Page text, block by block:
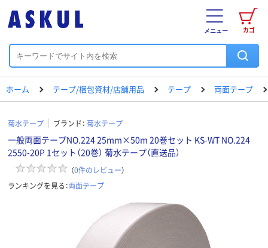
カゴ
メニュー
ホーム テープ/梱包資材/店舗用品 テープ 両面テープ
菊水テープ ブランド： 菊水テープ
一般両面テープNO.224 25mm×50m 20巻セット KS-WT NO.224
2550-20P 1セット（20巻） 菊水テープ（直送品）
（0件のレビュー）
ランキングを見る：両面テープ